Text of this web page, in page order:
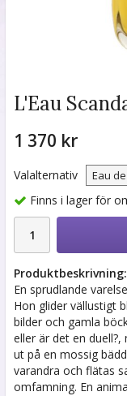
L'Eau
1 370 kr
Valalternativ
Finns i lager för
Produktbeskrivning:
En sprudlande
Hon glider vällustigt
bilder och gamla
eller är det en
ut på en mossig
varandra och flätas
omfamning. En